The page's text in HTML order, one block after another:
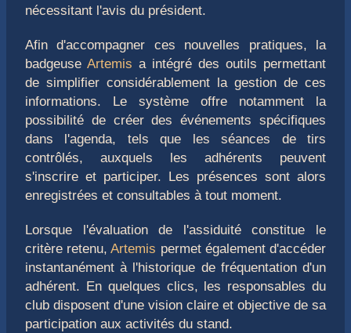
nécessitant l'avis du président.
Afin d'accompagner ces nouvelles pratiques, la
badgeuse Artemis a intégré des outils permettant
de simplifier considérablement la gestion de ces
informations. Le système offre notamment la
possibilité de créer des événements spécifiques
dans l'agenda, tels que les séances de tirs
contrôlés, auxquels les adhérents peuvent
s'inscrire et participer. Les présences sont alors
enregistrées et consultables à tout moment.
Lorsque l'évaluation de l'assiduité constitue le
critère retenu,Artemis permet également d'accéder
instantanément à l'historique de fréquentation d'un
adhérent. En quelques clics, les responsables du
club disposent d'une vision claire et objective de sa
participation aux activités du stand.